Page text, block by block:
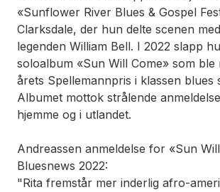
«Sunflower River Blues & Gospel
Clarksdale, der hun delte scenen
legenden William Bell. I 2022 slapp
soloalbum «Sun Will Come» som ble
årets Spellemannpris i klassen blues
Albumet mottok strålende
hjemme og i utlandet.
Andreassen anmeldelse for «Sun
Bluesnews 2022:
"Rita fremstår mer inderlig afro-